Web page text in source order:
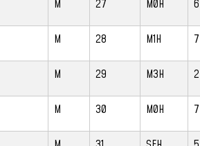
M 27 M0H 6
M 28 M1H 7
M 29 M3H 2
M 30 M0H 7